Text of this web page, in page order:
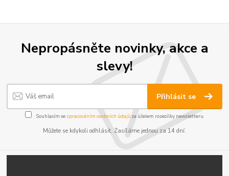
Nepropásněte novinky, akce a
slevy!
Přihlásit se
Souhlasím se zpracováním osobních údajůza účelem rozesílky newsletteru.
Můžete se kdykoli odhlásit. Zasíláme jednou za 14 dní.